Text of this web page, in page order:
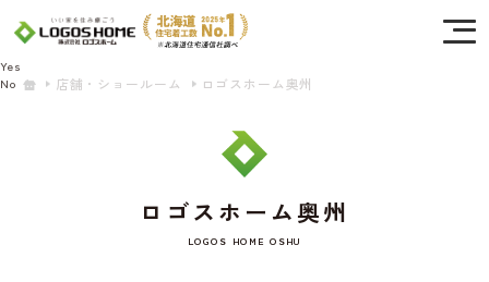
店舗・ショールーム ロゴスホーム奥州
ロゴスホーム奥州
LOGOS HOME OSHU
Cookie を使用して、お客様の活動を追跡してもよろしいですか? 当社ではお客様の
プライバシーを極めて重視しています。詳細について、およびご質問がある場合
は、当社のプライバシーポリシーをご覧ください。
Yes
No